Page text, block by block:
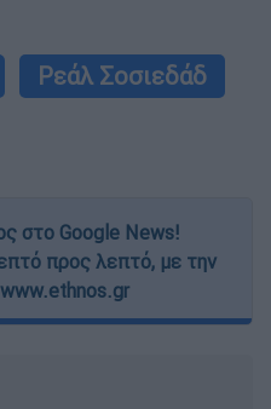
Ρεάλ Σοσιεδάδ
στο Google News!
προς λεπτό, με την